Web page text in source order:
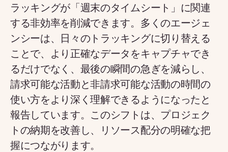
ラッキングが「週末のタイムシート」に関連
する非効率を削減できます。多くのエージェ
ンシーは、日々のトラッキングに切り替える
ことで、より正確なデータをキャプチャでき
るだけでなく、最後の瞬間の急ぎを減らし、
請求可能な活動と非請求可能な活動の時間の
使い方をより深く理解できるようになったと
報告しています。このシフトは、プロジェク
トの納期を改善し、リソース配分の明確な把
握につながります。